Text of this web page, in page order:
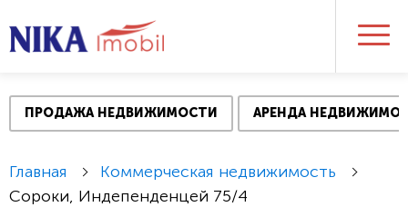
Главная
Коммерческая недвижимость
Сороки, Индепенденцей 75/4
ПРОДАЖА НЕДВИЖИМОСТИ АРЕНДА